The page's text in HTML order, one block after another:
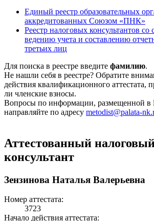
Единый реестр образовательных
аккредитованных Союзом «ПНК»
Реестр налоговых консультантов
ведению учета и составлению
третьих лиц
Для поиска в реестре введите фамилию.
Не нашли себя в реестре? Обратите
действия квалификационного аттестата,
ли членские взносы.
Вопросы по информации, размещенной в
направляйте по адресу metodist@palata-
Аттестованный
консультант
Зензинова Наталья Валерьевна
Номер аттестата:
3723
Начало действия аттестата: